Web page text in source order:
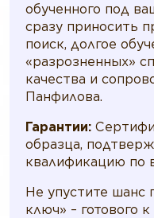
обученного под
сразу приносить
поиск, долгое
«разрозненных»
качества и
Панфилова.
Гарантии:
образца,
квалификацию по
Не упустите шанс
ключ» – готового